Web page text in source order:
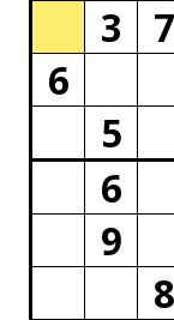
3 7
6
5
6
9
8